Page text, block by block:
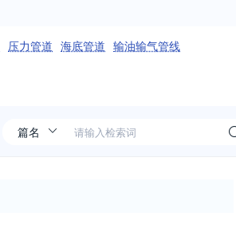
压力管道 海底管道 输油输气管线